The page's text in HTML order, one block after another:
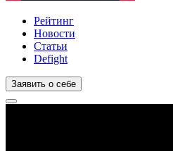
Рейтинг
Новости
Статьи
Defight
Заявить о себе